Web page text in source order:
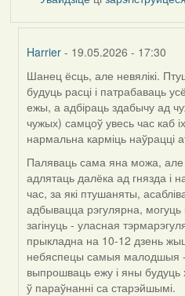
Harrier - 19.05.2026 - 17:30
In
reply
to
by
Snezhinka
Шанец ёсць, але невялікі.
будуць расці і патрабаваць
ежы, а адбіраць здабычу ад
чужых) самцоў увесь час каб іх
нармальна карміць наўрацці
Паляваць сама яна можа, але
адлятаць далёка ад гнязда і
час, за які птушаняты,
адбывацца рэгулярна, могуць
загінуць - уласная
прыкладна на 10-12 дзень
небяспецы самыя малодшыя
выпрошваць ежу і яны будуць
ў параўнанні са старэйшымі.